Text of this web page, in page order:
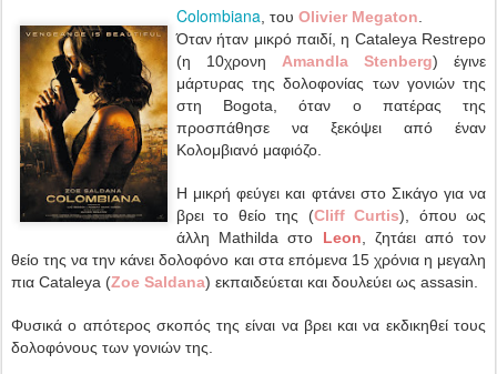
Colombiana , του Olivier Megaton
Όταν ήταν μικρό παιδί, η Cataleya Restrepo
(η 10χρονη Amandla Stenberg) έγινε
μάρτυρας της δολοφονίας των γονιών της
στη Bogota, όταν ο πατέρας της
προσπάθησε να ξεκόψει από έναν
Κολομβιανό μαφιόζο.
Η μικρή φεύγει και φτάνει στο Σικάγο για να
βρει το θείο της (Cliff Curtis), όπου ως
άλλη Mathilda στο Leon , ζητάει από τον
θείο της να την κάνει δολοφόνο και στα επόμενα 15 χρόνια η μεγαλη
πια Cataleya (Zoe Saldana) εκπαιδεύεται και δουλεύει ως assasin.
Φυσικά ο απότερος σκοπός της είναι να βρει και να εκδικηθεί τους
δολοφόνους των γονιών της.